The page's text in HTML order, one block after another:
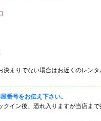
決まりでない場合はお近くのレン
番号をお伝え下さい。
クイン後、恐れ入りますが当店ま